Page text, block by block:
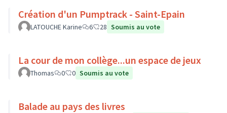
Création d'un Pumptrack - Saint-Epain
LATOUCHE Karine 6 28 Soumis au vote
La cour de mon collège...un espace de jeux
Thomas 0 0 Soumis au vote
Balade au pays des livres